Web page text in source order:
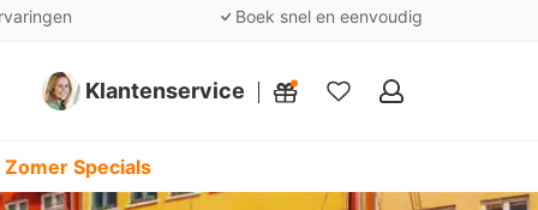
Boek snel en eenvoudig
Klantenservice
Mijn
Specials